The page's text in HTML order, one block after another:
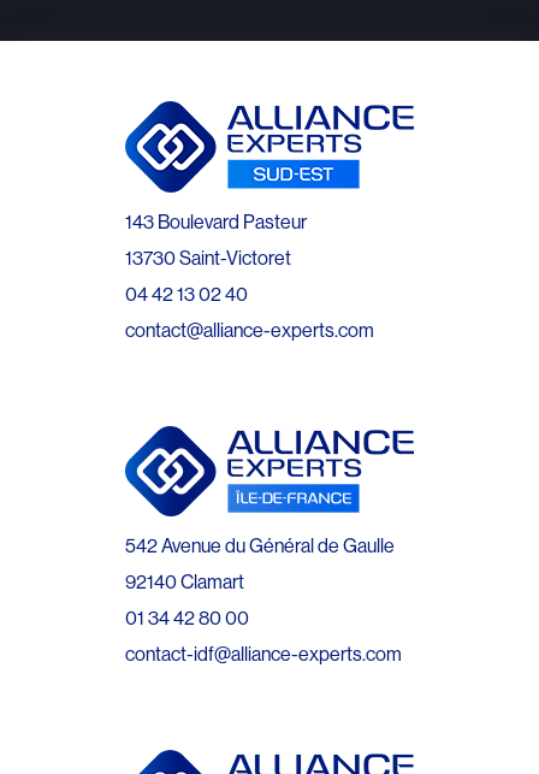
143 Boulevard Pasteur
13730 Saint-Victoret
04 42 13 02 40
contact@alliance-experts.com
542 Avenue du Général de Gaulle
92140 Clamart
01 34 42 80 00
contact-idf@alliance-experts.com